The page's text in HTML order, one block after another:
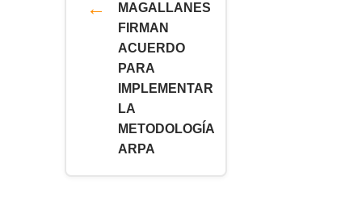
MAGALLANES
FIRMAN
ACUERDO
PARA
IMPLEMENTAR
LA
METODOLOGÍA
ARPA